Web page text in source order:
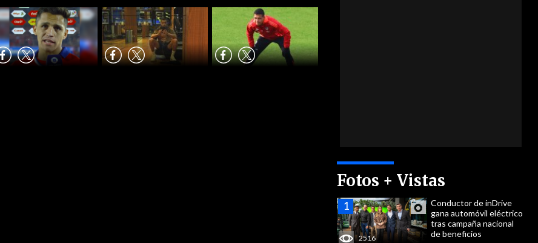
Fotos + Vistas
2516
Conductor de inDrive
gana automóvil eléctrico
tras campaña nacional
de beneficios